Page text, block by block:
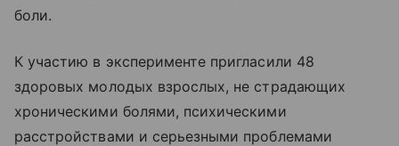
боли.
К участию в эксперименте пригласили 48
здоровых молодых взрослых, не страдающих
хроническими болями, психическими
расстройствами и серьезными проблемами